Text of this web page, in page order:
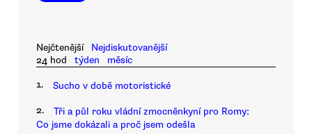
Nejčtenější
Nejdiskutovanější
24 hod
týden měsíc
1. Sucho v době motoristické
2.
Tři a půl roku vládní zmocněnkyní pro Romy:
Co jsme dokázali a proč jsem odešla